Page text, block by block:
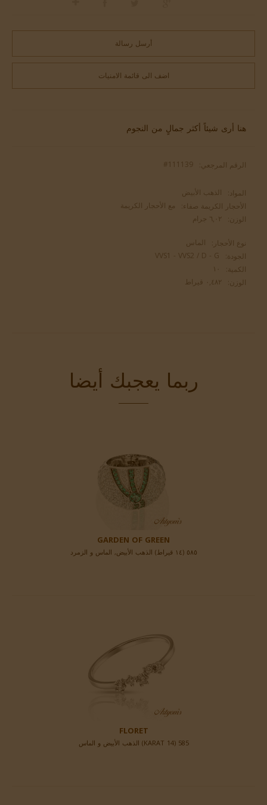
أرسل رسالة
اضف الى قائمة الامنيات
هنا أرى شيئاً أكثر جمالٍ من النجوم
الرقم المرجعي: #111139
المواد:
الذهب الأبيض
الأحجار الكريمة صفاء:
مع الأحجار الكريمة
الوزن:
٦,٠٢ جرام
نوع الأحجار:
الماس
الجودة:
VVS1 - VVS2 / D - G
الكمية:
١٠
الوزن:
٠,٤٨٢ قيراط
ربما يعجبك أيضا
GARDEN OF GREEN
٥٨٥ (١٤ قيراط) الذهب الأبيض, الماس و الزمرد
FLORET
585 (14 KARAT) الذهب الأبيض و الماس